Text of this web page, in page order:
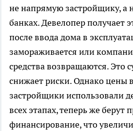
не напрямую застройщику, а
банках. Девелопер получает
после ввода дома в
замораживается или
средства возвращаются. Это
снижает риски. Однако цены
застройщики использовали
всех этапах, теперь же берут
финансирование, что